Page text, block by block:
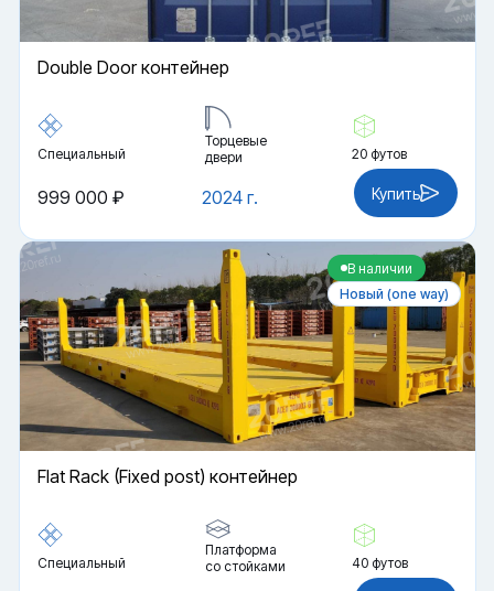
Double Door контейнер
Специальный
Торцевые
двери
20 футов
2024 г.
999 000 ₽ Купить
В наличии
Новый (one way)
Flat Rack (Fixed post) контейнер
Специальный
Платформа
со стойками
40 футов